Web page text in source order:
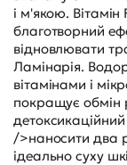
і м'якою. Вітамін
благотворний
відновлювати
Ламінарія.
вітамінами і
покращує обмін
/>наносити два
ідеально суху